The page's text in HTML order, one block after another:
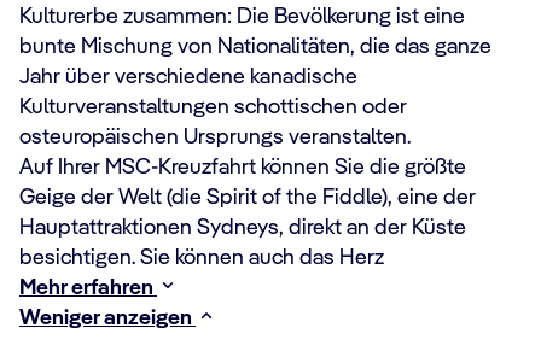
Kulturerbe zusammen: Die Bevölkerung ist eine
bunte Mischung von Nationalitäten, die das ganze
Jahr über verschiedene kanadische
Kulturveranstaltungen schottischen oder
osteuropäischen Ursprungs veranstalten.
Auf Ihrer MSC-Kreuzfahrt können Sie die größte
Geige der Welt (die Spirit of the Fiddle), eine der
Hauptattraktionen Sydneys, direkt an der Küste
besichtigen. Sie können auch das Herz
Mehr erfahren
Weniger anzeigen